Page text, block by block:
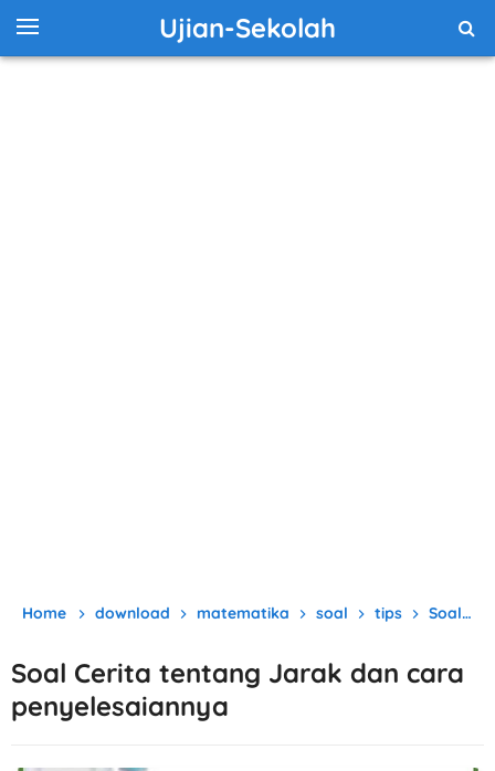
Ujian-Sekolah
Home download matematika soal tips Soal Cerita tentang Jarak dan cara penyelesaiannya
Soal Cerita tentang Jarak dan cara
penyelesaiannya